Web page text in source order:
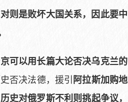
则是败坏大国关系，因此要中
可以用长篇大论否决乌克兰的
否决法德，援引阿拉斯加购地
历史对俄罗斯不利则挑起争议，